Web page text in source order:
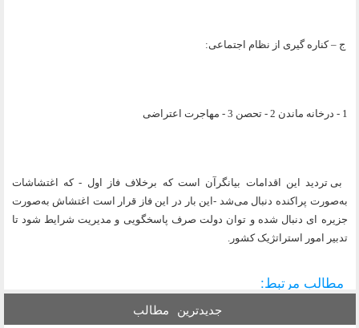
ج – کناره گیری از نظام اجتماعی:
1 - درخانه ماندن 2 - تحصن 3 - مهاجرت اعتراضی
بی تردید این اقدامات بیانگرآن است كه برخلاف فاز اول - که اغتشاشات
به‌صورت پراکنده دنبال می‌شد -این بار در این فاز قرار است اغتشاش به‌صورت
جزیره ای دنبال شده و توان دولت صرف پاسخگویی و مدیریت شرایط شود تا
تدبیر امور استراتژیک کشور.
مطالب مرتبط:
جدیدترین مطالب